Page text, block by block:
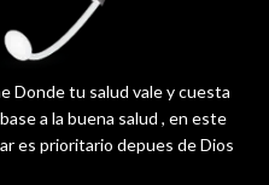
Donde tu salud vale y cuesta
a la buena salud , en este
es prioritario depues de Dios